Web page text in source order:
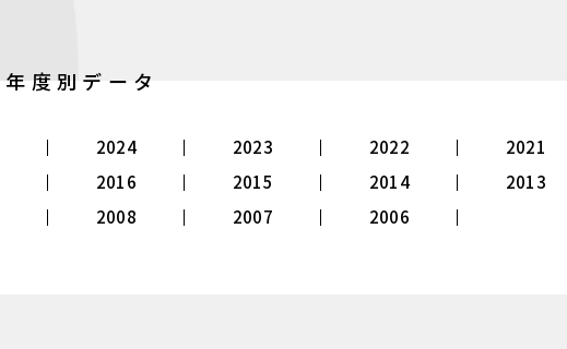
年度別データ
2024 2023 2022 2021
2016 2015 2014 2013
2008 2007 2006